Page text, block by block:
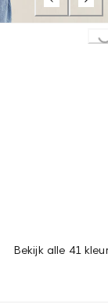
Loading...
Bekijk alle 41